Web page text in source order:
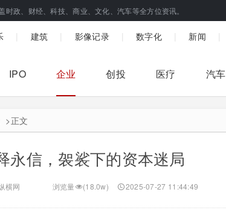
政、财经、科技、商业、文化、汽车等全方位资讯。
建筑 影像记录 数字化 新闻
IPO 企业 创投 医疗 汽车
>正文
永信，袈裟下的资本迷局
横网 浏览量 (18.0w) 2025-07-27 11:44:49